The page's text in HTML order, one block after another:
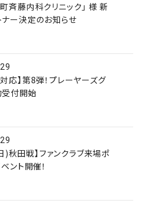
斉藤内科クリニック」 様 新
ー決定のお知らせ
応】第8弾！プレーヤーズグ
受付開始
)秋田戦】ファンクラブ来場ポ
ント開催！